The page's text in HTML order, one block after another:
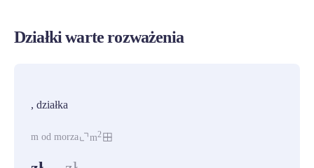
Działki warte rozważenia
, działka
m od morza m2